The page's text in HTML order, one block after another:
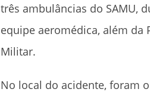
três ambulâncias do SAMU,
equipe aeromédica, além da
Militar.
No local do acidente, foram